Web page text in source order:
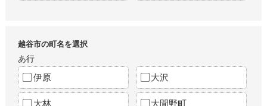
越谷市の町名を選択
あ行
伊原 大沢
大林 大間野町